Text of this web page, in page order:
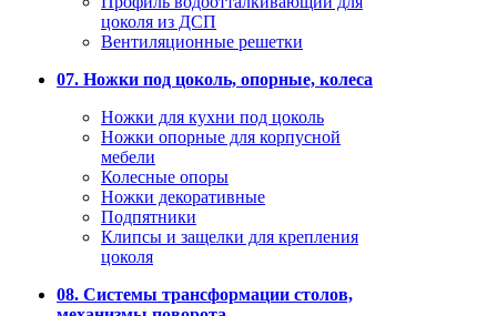
цоколя из ДСП
Вентиляционные решетки
07. Ножки под цоколь, опорные, колеса
Ножки для кухни под цоколь
Ножки опорные для корпусной
мебели
Колесные опоры
Ножки декоративные
Подпятники
Клипсы и защелки для крепления
цоколя
08. Системы трансформации столов,